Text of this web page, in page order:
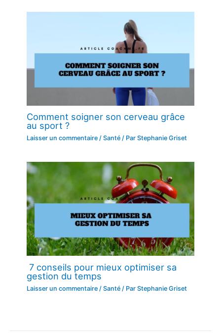
Comment soigner son cerveau grâce
au sport ?
Laisser un commentaire /Santé / ParStephanie Griset
7 conseils pour mieux optimiser sa
gestion du temps
Laisser un commentaire /Santé / ParStephanie Griset